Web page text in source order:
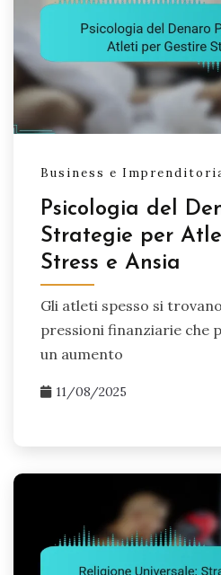
Business e
Psicologia del
Strategie per
Stress e Ansia
Gli atleti spesso si
pressioni finanziarie che
un aumento
11/08/2025